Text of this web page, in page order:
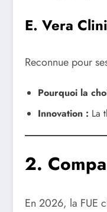
E. Vera
Reconnue pour
Pourquoi la
Innovation : La
2.
En 2026, la FUE